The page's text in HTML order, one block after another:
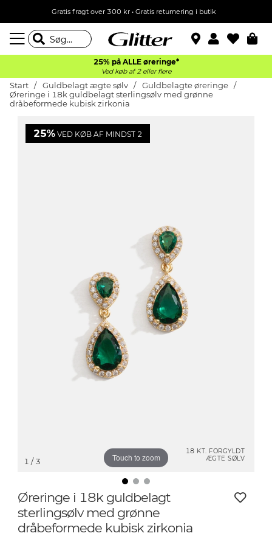
Gratis fragt over 300 kr • Gratis returnering i butik
25% på ALLE øreringe*
Ved køb af 2 eller flere
Start Guldbelagt ægte sølv
Guldbelagte øreringe
Øreringe i 18k guldbelagt sterlingsølv med grønne
dråbeformede kubisk zirkonia
25% VED KØB AF MINDST 2
18 KT. FORGYLDT
ÆGTE SØLV
Touch to zoom
1 / 3
Øreringe i 18k guldbelagt
sterlingsølv med grønne
dråbeformede kubisk zirkonia